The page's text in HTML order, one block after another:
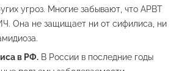
угроз. Многие забывают, что АРВТ
Она не защищает ни от сифилиса, ни
в РФ. В России в последние годы